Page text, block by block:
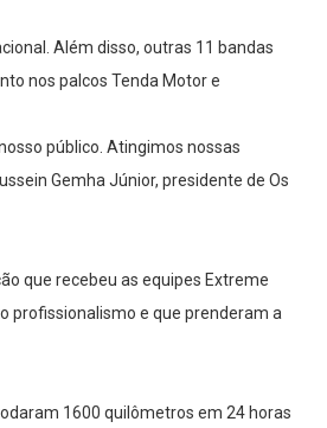
Além disso, outras 11 bandas
nos palcos Tenda Motor e
público. Atingimos nossas
Gemha Júnior, presidente de Os
que recebeu as equipes Extreme
profissionalismo e que prenderam a
1600 quilômetros em 24 horas